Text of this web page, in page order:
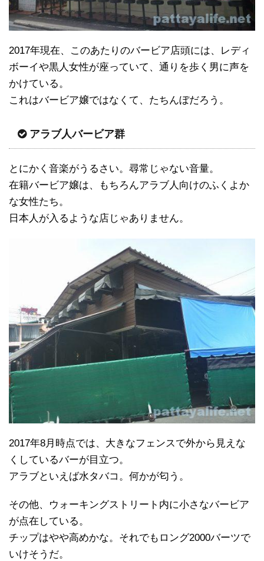
2017年現在、このあたりのバービア店頭には、レディ
ボーイや黒人女性が座っていて、通りを歩く男に声を
かけている。
これはバービア嬢ではなくて、たちんぼだろう。
アラブ人バービア群
とにかく音楽がうるさい。尋常じゃない音量。
在籍バービア嬢は、もちろんアラブ人向けのふくよか
な女性たち。
日本人が入るような店じゃありません。
2017年8月時点では、大きなフェンスで外から見えな
くしているバーが目立つ。
アラブといえば水タバコ。何かが匂う。
その他、ウォーキングストリート内に小さなバービア
が点在している。
チップはやや高めかな。それでもロング2000バーツで
いけそうだ。